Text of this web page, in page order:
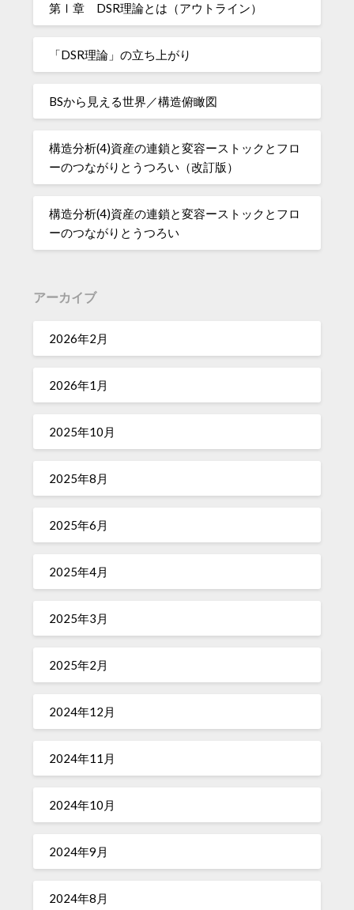
第Ⅰ章 DSR理論とは（アウトライン）
「DSR理論」の立ち上がり
BSから見える世界／構造俯瞰図
構造分析(4)資産の連鎖と変容ーストックとフロ
ーのつながりとうつろい（改訂版）
構造分析(4)資産の連鎖と変容ーストックとフロ
ーのつながりとうつろい
アーカイブ
2026年2月
2026年1月
2025年10月
2025年8月
2025年6月
2025年4月
2025年3月
2025年2月
2024年12月
2024年11月
2024年10月
2024年9月
2024年8月